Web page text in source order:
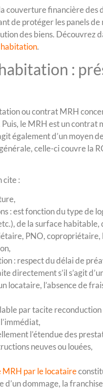
couverture financière des
de protéger les panels
des biens. Découvrez
habitation.
:
ou contrat MRH
le MRH est un
également d’un moyen
celle-ci couvre la
cite :
: est fonction du type de
de la surface habitable,
PNO,
: respect du délai de
directement s’il s’agit
locataire, l’absence de
par tacite reconduction
l’étendue des
neuves ou louées,
MRH par le locataire
d’un dommage, la